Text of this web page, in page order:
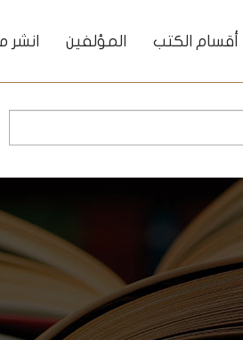
أقسام الكتب المؤلفين انشر